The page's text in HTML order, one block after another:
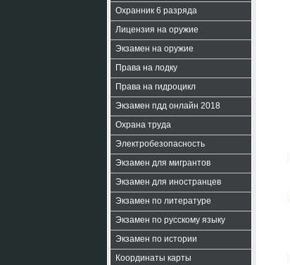
Охранник 6 разряда
Лицензия на оружие
Экзамен на оружие
Права на лодку
Права на гидроцикл
Экзамен пдд онлайн 2018
Охрана труда
Электробезопасность
Экзамен для мигрантов
Экзамен для иностранцев
Экзамен по литературе
Экзамен по русскому языку
Экзамен по истории
Координаты карты